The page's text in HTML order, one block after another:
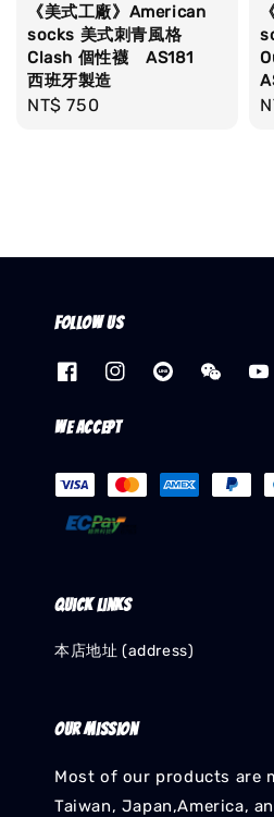
《美式工廠》American
socks 美式刺青風格
Clash 個性襪 AS181
西班牙製造
Regular
NT$ 750
Follow us
We accept
Quick links
本店地址 (address)
Our mission
Most of our products are
Taiwan, Japan,America,